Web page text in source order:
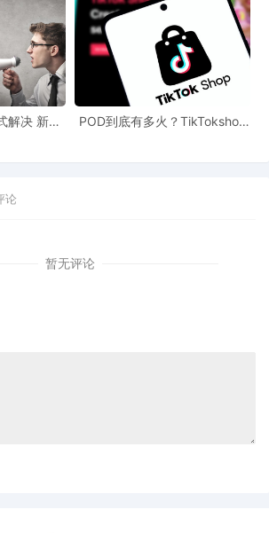
解决 新手
POD到底有多火？TikTokshop
论
暂无评论